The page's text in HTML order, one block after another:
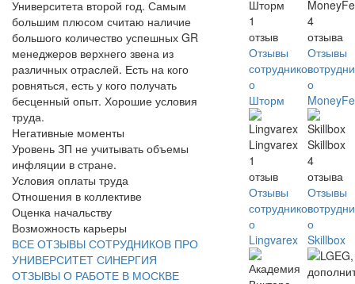
Университета второй год. Самым
большим плюсом считаю наличие
большого количество успешных GR
менеджеров верхнего звена из
различных отраслей. Есть на кого
ровняться, есть у кого получать
бесценный опыт. Хорошие условия
труда.
Негативные моменты
Уровень ЗП не учитывать объемы
инфляции в стране.
Условия оплаты труда
Отношения в коллективе
Оценка начальству
Возможность карьеры
ВСЕ ОТЗЫВЫ СОТРУДНИКОВ ПРО
УНИВЕРСИТЕТ СИНЕРГИЯ
ОТЗЫВЫ О РАБОТЕ В МОСКВЕ
Шторм
1
отзыв
Отзывы
сотрудников
о
Шторм
4
отзыва
Отзывы
о
Lingvarex
1
отзыв
Отзывы
сотрудников
о
Lingvarex
Skillbox
4
отзыва
Отзывы
о
Skillbox